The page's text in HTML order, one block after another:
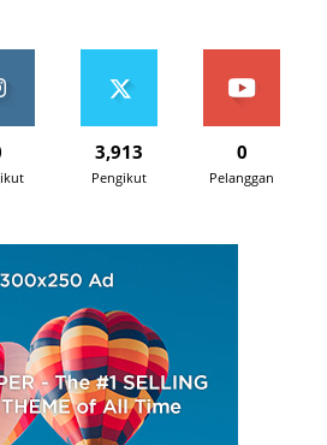
3,913
Pengikut
0
Pelanggan